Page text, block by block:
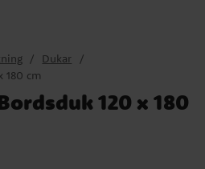
Dukar
180 cm
120 x 180